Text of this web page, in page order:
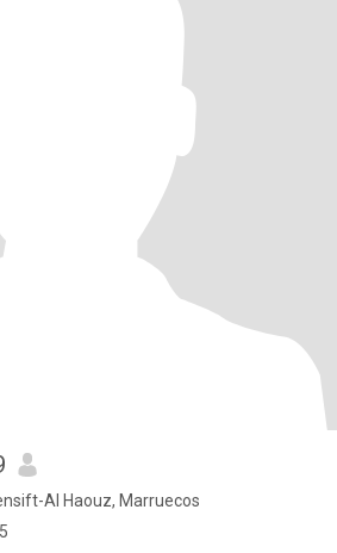
Al Haouz, Marruecos